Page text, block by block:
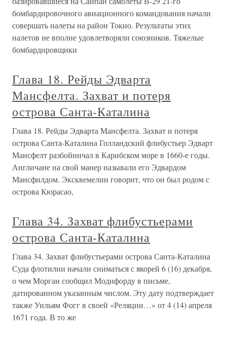
бомбардировочного авиационного командования начали
совершать налеты на район Токио. Результаты этих
налетов не вполне удовлетворяли союзников. Тяжелые
бомбардировщики
Глава 18. Рейды Эдварта
Мансфелта. Захват и потеря
острова Санта-Каталина
Глава 18. Рейды Эдварта Мансфелта. Захват и потеря
острова Санта-Каталина Голландский флибустьер Эдварт
Мансфелт разбойничал в Карибском море в 1660-е годы.
Англичане на свой манер называли его Эдвардом
Мансфилдом. Эксквемелин говорит, что он был родом с
острова Кюрасао,
Глава 34. Захват флибустьерами
острова Санта-Каталина
Глава 34. Захват флибустьерами острова Санта-Каталина
Суда флотилии начали сниматься с якорей 6 (16) декабря,
о чем Морган сообщил Модифорду в письме,
датированном указанным числом. Эту дату подтверждает
также Уильям Фогг в своей «Реляции…» от 4 (14) апреля
1671 года. В то же